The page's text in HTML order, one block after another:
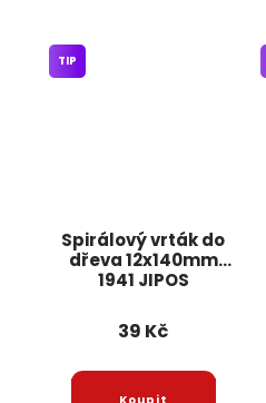
Spirálový vrták do
dřeva 12x140mm
1941 JIPOS
TIP
39 Kč